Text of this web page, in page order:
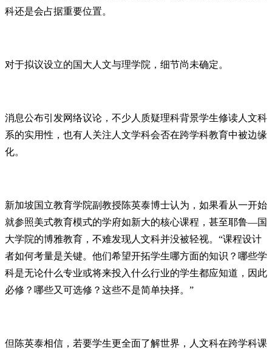
科还是会占据重要位置。
对于拟议设立的国大人文与理学院，细节尚未确定。
消息公布引发网络议论，不少人质疑理科背景学生修读人文科
系的实用性，也有人关注人文学科会否在跨学科教育中被边缘
化。
新加坡国立教育学院副教授陈英泰博士认为，如果看从一开始
就参照美式教育模式的学府如新大的核心课程，甚至耶鲁—国
大学院的博雅教育，不难发现人文科并没被轻视。“课程设计
者如何考量是关键。他们希望开拓学生哪方面的知识？哪些学
科是无论什么专业或将来投入什么行业的学生都应知道，因此
必修？哪些又可选修？这些不是简单抉择。”
但陈英泰相信，若要学生更全面了解世界，人文科在跨学科课